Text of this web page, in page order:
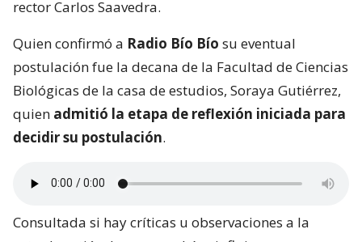
rector Carlos Saavedra.
Quien confirmó a Radio Bío Bío su eventual
postulación fue la decana de la Facultad de Ciencias
Biológicas de la casa de estudios, Soraya Gutiérrez,
quien admitió la etapa de reflexión iniciada para
decidir su postulación.
Consultada si hay críticas u observaciones a la